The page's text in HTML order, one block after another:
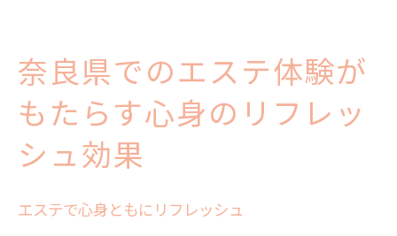
奈良県でのエステ体験が
もたらす心身のリフレッ
シュ効果
エステで心身ともにリフレッシュ